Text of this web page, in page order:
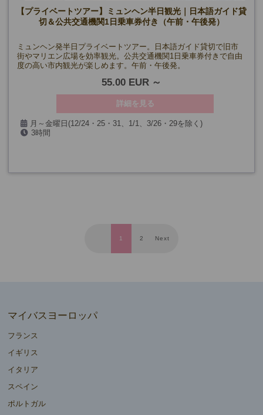
【プライベートツアー】ミュンヘン半日観光｜日本語ガイド貸
切＆公共交通機関1日乗車券付き（午前・午後発）
ミュンヘン発半日プライベートツアー。日本語ガイド貸切で旧市
街やマリエン広場を効率観光。公共交通機関1日乗車券付きで自由
度の高い市内観光が楽しめます。午前・午後発。
55.00 EUR
詳細を見る
月～金曜日(12/24・25・31、1/1、3/26・29を除く)
3時間
1 2 Next
マイバスヨーロッパ
フランス
イギリス
イタリア
スペイン
ポルトガル